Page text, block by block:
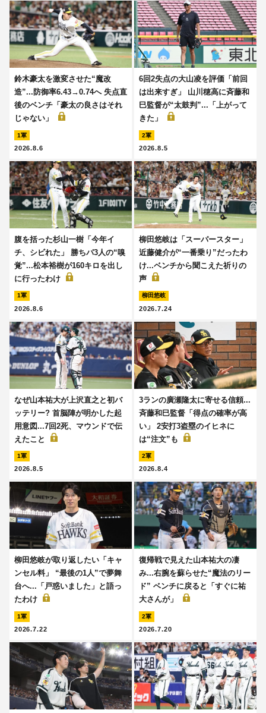
鈴木豪太を激変させた“魔改
造”...防御率6.43→0.74へ 失点直
後のベンチ「豪太の良さはそれ
じゃない」
1軍
2026.8.6
6回2失点の大山凌を評価「前回
は出来すぎ」 山川穂高に斉藤和
巳監督が“太鼓判”...「上がって
きた」
2軍
2026.8.5
腹を括った杉山一樹「今年イ
チ、シビれた」 勝ちパ3人の“嗅
覚”...松本裕樹が160キロを出し
に行ったわけ
1軍
2026.8.6
柳田悠岐は「スーパースター」
近藤健介が“一番乗り”だったわ
け...ベンチから聞こえた祈りの
声
柳田悠岐
2026.7.24
なぜ山本祐大が上沢直之と初バ
ッテリー? 首脳陣が明かした起
用意図...7回2死、マウンドで伝
えたこと
1軍
2026.8.5
3ランの廣瀬隆太に寄せる信頼...
斉藤和巳監督「得点の確率が高
い」 2安打3盗塁のイヒネに
は“注文”も
2軍
2026.8.4
柳田悠岐が取り返したい「キャ
ンセル料」 “最後の1人”で夢舞
台へ...「戸惑いました」と語っ
たわけ
1軍
2026.7.22
復帰戦で見えた山本祐大の凄
み...右腕を蘇らせた“魔法のリー
ド” ベンチに戻ると「すぐに祐
大さんが」
2軍
2026.7.20